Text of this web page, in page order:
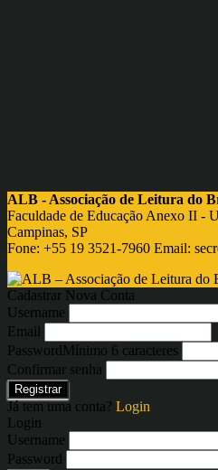
ALB - Associação de Leitura do
Faculdade de Educação Anexo II -
Campinas, SP
Fone: +55 19 3521-7960 Email:
Cadastrar Nova Conta
Username
Email
PasswordMínimo 6 caracteres
Confirmar senha
Registrar
Já tem uma conta? Login
Login
Username
Password